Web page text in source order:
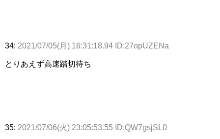
34: 2021/07/05(月) 16:31:18.94 ID:27opUZENa
とりあえず高速踏切待ち
35: 2021/07/06(火) 23:05:53.55 ID:QW7gsjSL0